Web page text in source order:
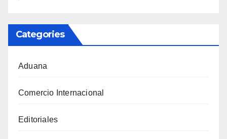
Categories
Aduana
Comercio Internacional
Editoriales